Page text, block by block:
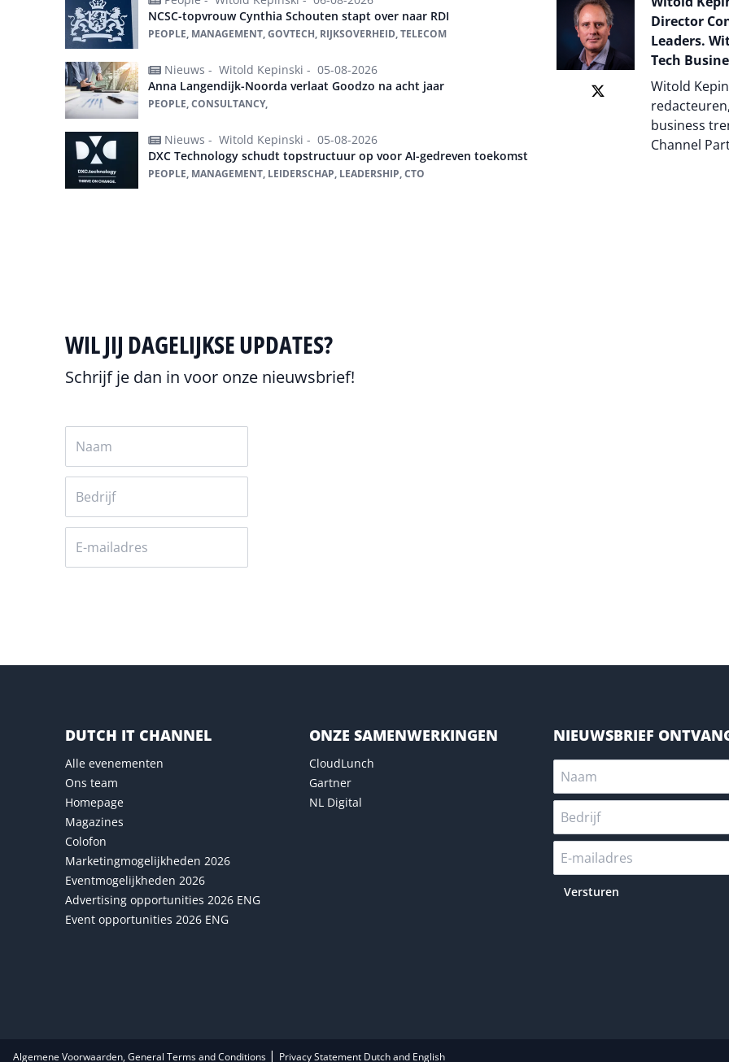
NCSC-topvrouw Cynthia Schouten stapt over naar RDI
PEOPLE, MANAGEMENT, GOVTECH, RIJKSOVERHEID, TELECOM
Nieuws - Witold Kepinski - 05-08-2026
Anna Langendijk-Noorda verlaat Goodzo na acht jaar
PEOPLE, CONSULTANCY,
Nieuws - Witold Kepinski - 05-08-2026
DXC Technology schudt topstructuur op voor AI-gedreven toekomst
PEOPLE, MANAGEMENT, LEIDERSCHAP, LEADERSHIP, CTO
Director
Leaders.
Tech
Witold
business
Channel
WIL JIJ DAGELIJKSE UPDATES?
Schrijf je dan in voor onze nieuwsbrief!
DUTCH IT CHANNEL
Alle evenementen
Ons team
Homepage
Magazines
Colofon
Marketingmogelijkheden 2026
Eventmogelijkheden 2026
Advertising opportunities 2026 ENG
Event opportunities 2026 ENG
ONZE SAMENWERKINGEN
CloudLunch
Gartner
NL Digital
NIEUWSBRIEF
Versturen
Algemene Voorwaarden, General Terms and Conditions | Privacy Statement Dutch and English